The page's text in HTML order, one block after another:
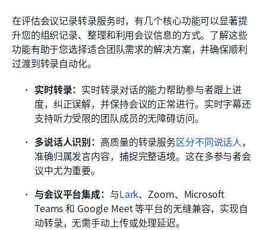
在评估会议记录转录服务时，有几个核心功能可以显著提
升您的组织记录、整理和利用会议信息的方式。了解这些
功能有助于您选择适合团队需求的解决方案，并确保顺利
过渡到转录自动化。
实时转录： 实时转录对话的能力帮助参与者跟上进
度，纠正误解，并保持会议的正常进行。实时字幕还
支持听力受限的团队成员的无障碍访问。
多说话人识别： 高质量的转录服务区分不同说话人 ，
准确归属发言内容，捕捉完整语境。这在多参与者会
议中尤为重要。
与会议平台集成： 与Lark、Zoom、Microsoft
Teams 和 Google Meet 等平台的无缝兼容，实现自
动转录，无需手动上传或处理延迟。